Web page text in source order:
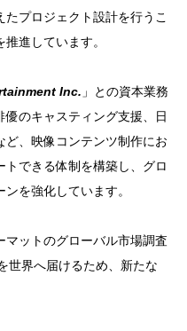
プロジェクト設計を行うこ
進しています。
Inc. 」との資本業務
のキャスティング支援、日
、映像コンテンツ制作にお
できる体制を構築し、グロ
を強化しています。
マットのグローバル市場調査
世界へ届けるため、新たな